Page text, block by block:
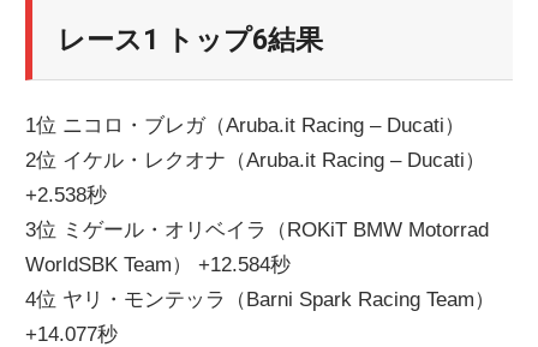
レース1 トップ6結果
1位 ニコロ・ブレガ（Aruba.it Racing – Ducati）
2位 イケル・レクオナ（Aruba.it Racing – Ducati）
+2.538秒
3位 ミゲール・オリベイラ（ROKiT BMW Motorrad
WorldSBK Team） +12.584秒
4位 ヤリ・モンテッラ（Barni Spark Racing Team）
+14.077秒